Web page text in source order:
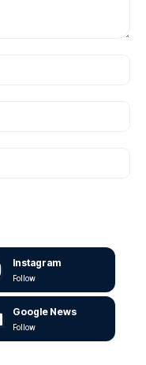
Instagram
Follow
Google News
Follow